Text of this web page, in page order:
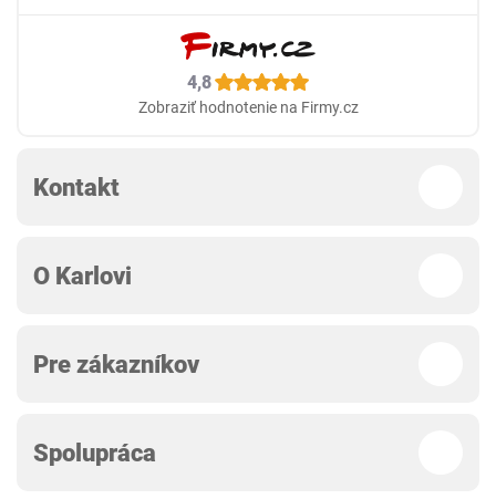
4,8
Zobraziť hodnotenie na Firmy.cz
Kontakt
O Karlovi
Pre zákazníkov
Spolupráca